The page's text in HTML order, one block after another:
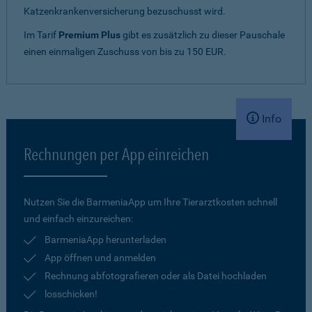
Katzenkrankenversicherung bezuschusst wird.
Im Tarif Premium Plusgibt es zusätzlich zu dieser Pauschale
einen einmaligen Zuschuss von bis zu 150 EUR.
Info
Rechnungen per App einreichen
Nutzen Sie die BarmeniaApp um Ihre Tierarztkosten schnell
und einfach einzureichen:
BarmeniaApp herunterladen
App öffnen und anmelden
Rechnung abfotografieren oder als Datei hochladen
losschicken!